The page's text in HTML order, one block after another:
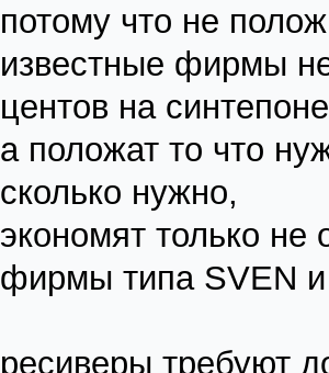
потому что не
известные фирмы
центов на
а положат то что
сколько нужно,
экономят только не
фирмы типа SVEN
ресиверы требуют